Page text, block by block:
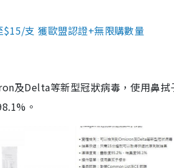
支 獲歐盟認證+無限購數量
及Delta等新型冠狀病毒，使用鼻拭
。